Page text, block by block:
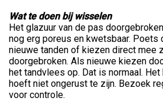
Wat te doen bij wisselen
Het glazuur van de pas
nog erg poreus en kwetsbaar. Poets
nieuwe tanden of kiezen direct mee
doorgebroken. Als nieuwe kiezen
het tandvlees op. Dat is normaal. Het
hoeft niet ongerust te zijn. Bezoek
voor controle.